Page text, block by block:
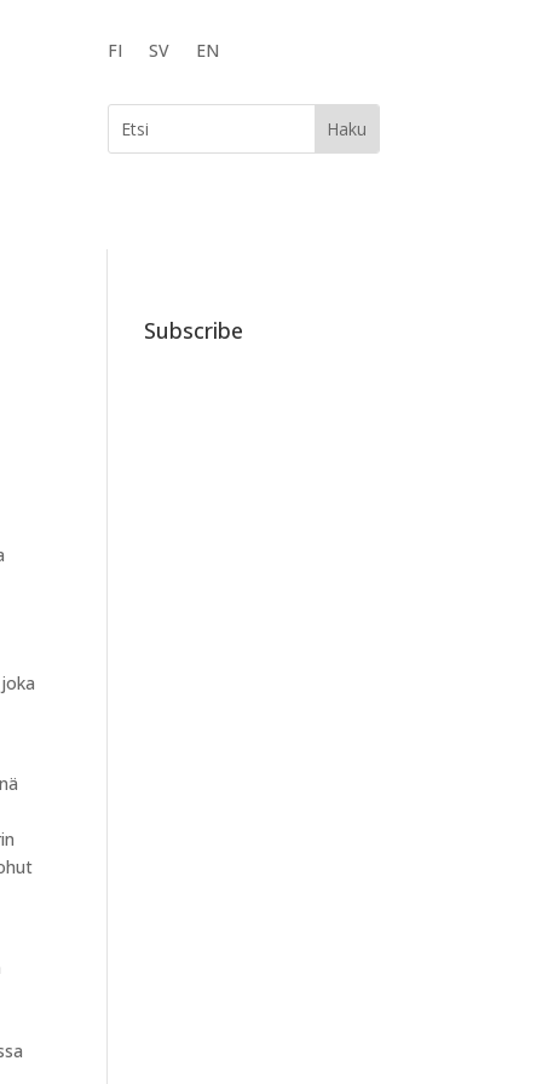
FI SV EN
Subscribe